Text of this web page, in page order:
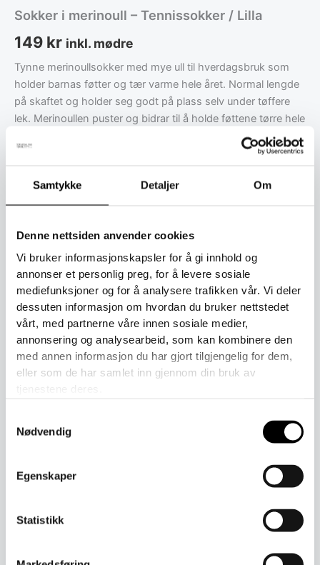
Samtykke Detaljer Om
Denne nettsiden anvender cookies
Vi bruker informasjonskapsler for å gi innhold og
annonser et personlig preg, for å levere sosiale
mediefunksjoner og for å analysere trafikken vår. Vi deler
dessuten informasjon om hvordan du bruker nettstedet
vårt, med partnerne våre innen sosiale medier,
annonsering og analysearbeid, som kan kombinere den
med annen informasjon du har gjort tilgjengelig for dem,
eller som de har samlet inn gjennom din bruk av
Nødvendig
Egenskaper
Statistikk
Sokker i merinoull – Tennissokker / Lilla
149 kr inkl. mødre
Tynne merinoullsokker med mye ull til hverdagsbruk som
holder barnas føtter og tær varme hele året. Normal lengde
på skaftet og holder seg godt på plass selv under tøffere
lek. Merinoullen puster og bidrar til å holde føttene tørre hele
Legg i handlekurv
Produktnummer: Kategori: Ullsokker for barn
Toll er inkludert i prisen ved kjøp.
Tilleggsinformasjon
Laget i Finland, som alle våre produkter, og på den eneste
sokkefabrikken i Europa som bruker NATIVA
merinoull.